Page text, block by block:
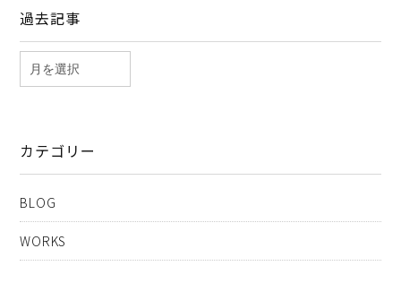
過去記事
カテゴリー
BLOG
WORKS